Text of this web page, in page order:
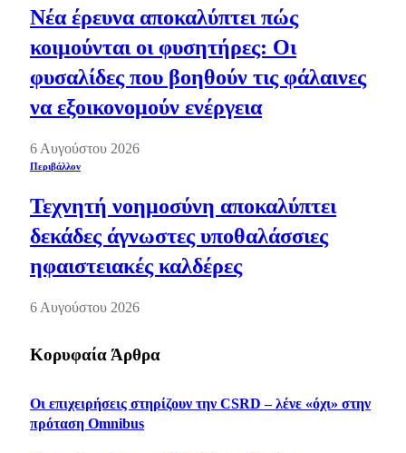
Νέα έρευνα αποκαλύπτει πώς
κοιμούνται οι φυσητήρες: Οι
φυσαλίδες που βοηθούν τις φάλαινες
να εξοικονομούν ενέργεια
6 Αυγούστου 2026
Περιβάλλον
Τεχνητή νοημοσύνη αποκαλύπτει
δεκάδες άγνωστες υποθαλάσσιες
ηφαιστειακές καλδέρες
6 Αυγούστου 2026
Κορυφαία Άρθρα
Οι επιχειρήσεις στηρίζουν την CSRD – λένε «όχι» στην
πρόταση Omnibus